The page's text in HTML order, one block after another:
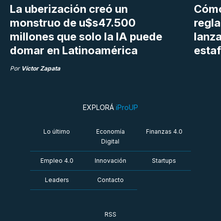
La uberización creó un
monstruo de u$s47.500
millones que solo la IA puede
domar en Latinoamérica
Por Víctor Zapata
EXPLORÁ iProUP
Lo último
Economía
Digital
Finanzas 4.0
Empleo 4.0 Innovación Startups
Leaders Contacto
RSS